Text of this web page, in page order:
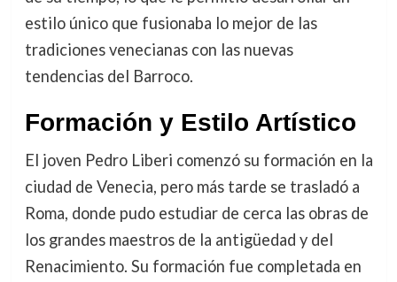
estilo único que fusionaba lo mejor de las
tradiciones venecianas con las nuevas
tendencias del Barroco.
Formación y Estilo Artístico
El joven Pedro Liberi comenzó su formación en la
ciudad de Venecia, pero más tarde se trasladó a
Roma, donde pudo estudiar de cerca las obras de
los grandes maestros de la antigüedad y del
Renacimiento. Su formación fue completada en